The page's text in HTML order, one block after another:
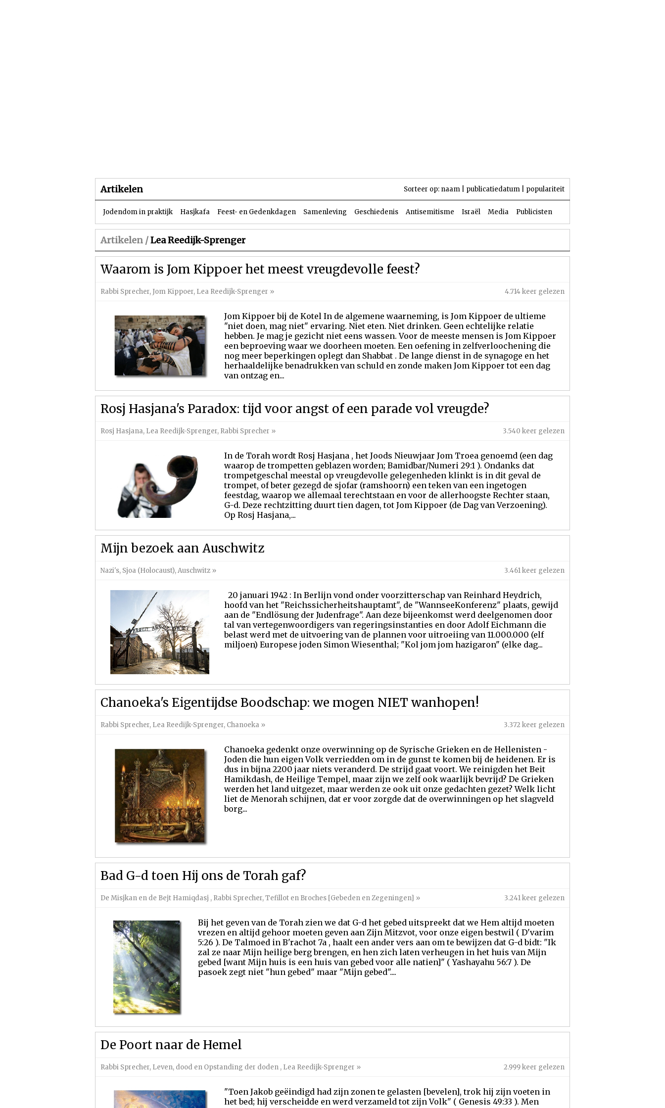
Artikelen Sorteer op: naam publicatiedatum populariteit
Jodendom in praktijk Hasjkafa Feest- en Gedenkdagen Samenleving Geschiedenis Antisemitisme Israël Media Publicisten
Artikelen /Lea Reedijk-Sprenger
Waarom is Jom Kippoer het meest vreugdevolle feest?
Rabbi Sprecher, Jom Kippoer, Lea Reedijk-Sprenger » 4.714 keer gelezen
Jom Kippoer bij de Kotel In de algemene waarneming, is Jom Kippoer de ultieme
"niet doen, mag niet" ervaring. Niet eten. Niet drinken. Geen echtelijke relatie
hebben. Je mag je gezicht niet eens wassen. Voor de meeste mensen is Jom Kippoer
een beproeving waar we doorheen moeten. Een oefening in zelfverloochening die
nog meer beperkingen oplegt dan Shabbat . De lange dienst in de synagoge en het
herhaaldelijke benadrukken van schuld en zonde maken Jom Kippoer tot een dag
van ontzag en...
Rosj Hasjana's Paradox: tijd voor angst of een parade vol vreugde?
Rosj Hasjana, Lea Reedijk-Sprenger, Rabbi Sprecher » 3.540 keer gelezen
In de Torah wordt Rosj Hasjana , het Joods Nieuwjaar Jom Troea genoemd (een dag
waarop de trompetten geblazen worden; Bamidbar/Numeri 29:1 ). Ondanks dat
trompetgeschal meestal op vreugdevolle gelegenheden klinkt is in dit geval de
trompet, of beter gezegd de sjofar (ramshoorn) een teken van een ingetogen
feestdag, waarop we allemaal terechtstaan en voor de allerhoogste Rechter staan,
G-d. Deze rechtzitting duurt tien dagen, tot Jom Kippoer (de Dag van Verzoening).
Op Rosj Hasjana,...
Mijn bezoek aan Auschwitz
Nazi's, Sjoa (Holocaust),Auschwitz » 3.461 keer gelezen
20 januari 1942 : In Berlijn vond onder voorzitterschap van Reinhard Heydrich,
hoofd van het "Reichssicherheitshauptamt", de "WannseeKonferenz" plaats, gewijd
aan de "Endlösung der Judenfrage". Aan deze bijeenkomst werd deelgenomen door
tal van vertegenwoordigers van regeringsinstanties en door Adolf Eichmann die
belast werd met de uitvoering van de plannen voor uitroeiing van 11.000.000 (elf
miljoen) Europese joden Simon Wiesenthal; "Kol jom jom hazigaron" (elke dag...
Chanoeka's Eigentijdse Boodschap: we mogen NIET wanhopen!
Rabbi Sprecher, Lea Reedijk-Sprenger, Chanoeka » 3.372 keer gelezen
Chanoeka gedenkt onze overwinning op de Syrische Grieken en de Hellenisten -
Joden die hun eigen Volk verriedden om in de gunst te komen bij de heidenen. Er is
dus in bijna 2200 jaar niets veranderd. De strijd gaat voort. We reinigden het Beit
Hamikdash, de Heilige Tempel, maar zijn we zelf ook waarlijk bevrijd? De Grieken
werden het land uitgezet, maar werden ze ook uit onze gedachten gezet? Welk licht
liet de Menorah schijnen, dat er voor zorgde dat de overwinningen op het slagveld
borg...
Bad G-d toen Hij ons de Torah gaf?
De Misjkan en de Bejt Hamiqdasj , Rabbi Sprecher,Tefillot en Broches [Gebeden en Zegeningen] » 3.241 keer gelezen
Bij het geven van de Torah zien we dat G-d het gebed uitspreekt dat we Hem altijd moeten
vrezen en altijd gehoor moeten geven aan Zijn Mitzvot, voor onze eigen bestwil ( D'varim
5:26 ). De Talmoed in B'rachot 7a , haalt een ander vers aan om te bewijzen dat G-d bidt: "Ik
zal ze naar Mijn heilige berg brengen, en hen zich laten verheugen in het huis van Mijn
gebed [want Mijn huis is een huis van gebed voor alle natien]" ( Yashayahu 56:7 ). De
pasoek zegt niet "hun gebed" maar "Mijn gebed"....
De Poort naar de Hemel
Rabbi Sprecher, Leven, dood en Opstanding der doden , Lea Reedijk-Sprenger » 2.999 keer gelezen
"Toen Jakob geëindigd had zijn zonen te gelasten [bevelen], trok hij zijn voeten in
het bed; hij verscheidde en werd verzameld tot zijn Volk" ( Genesis 49:33 ). Men